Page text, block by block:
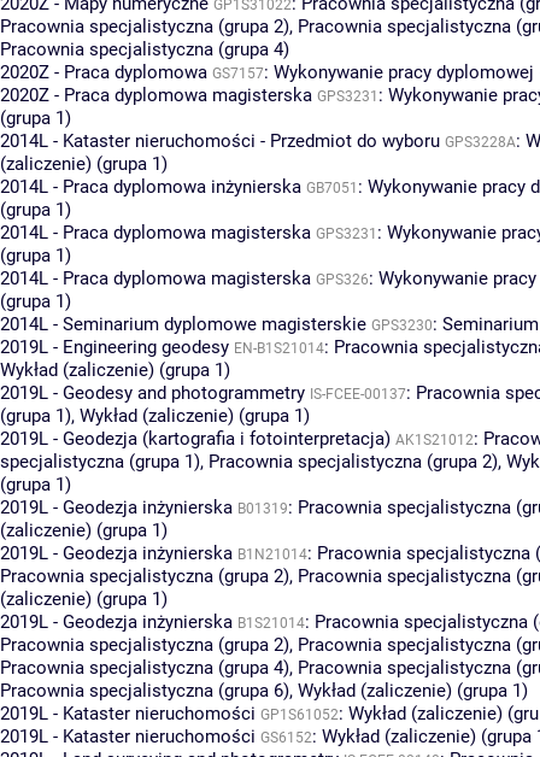
GP1S31022
Pracownia specjalistyczna (grupa 2), Pracownia specjalistyczna
Pracownia specjalistyczna (grupa 4)
2020Z - Praca dyplomowa GS7157: Wykonywanie pracy dyplomowej
2020Z - Praca dyplomowa magisterska GPS3231 : Wykonywanie
(grupa 1)
2014L - Kataster nieruchomości - Przedmiot do wyboru GPS3228A:
(zaliczenie) (grupa 1)
2014L - Praca dyplomowa inżynierska GB7051 : Wykonywanie pracy
(grupa 1)
2014L - Praca dyplomowa magisterska GPS3231 : Wykonywanie
(grupa 1)
2014L - Praca dyplomowa magisterska GPS326: Wykonywanie
(grupa 1)
2014L - Seminarium dyplomowe magisterskie GPS3230:
2019L - Engineering geodesy EN-B1S21014: Pracownia
Wykład (zaliczenie) (grupa 1)
2019L - Geodesy and photogrammetry IS-FCEE-00137: Pracownia
(grupa 1), Wykład (zaliczenie) (grupa 1)
2019L - Geodezja (kartografia i fotointerpretacja) AK1S21012:
specjalistyczna (grupa 1), Pracownia specjalistyczna (grupa 2),
(grupa 1)
2019L - Geodezja inżynierska B01319: Pracownia specjalistyczna
(zaliczenie) (grupa 1)
2019L - Geodezja inżynierska B1N21014: Pracownia specjalistyczna
Pracownia specjalistyczna (grupa 2), Pracownia specjalistyczna
(zaliczenie) (grupa 1)
2019L - Geodezja inżynierska B1S21014: Pracownia specjalistyczna
Pracownia specjalistyczna (grupa 2), Pracownia specjalistyczna
Pracownia specjalistyczna (grupa 4), Pracownia specjalistyczna
Pracownia specjalistyczna (grupa 6), Wykład (zaliczenie) (grupa 1)
2019L - Kataster nieruchomości GP1S61052: Wykład (zaliczenie)
2019L - Kataster nieruchomości GS6152: Wykład (zaliczenie) (grupa